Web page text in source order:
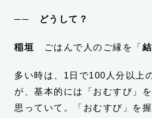
── どうして？
稲垣 ごはんで人のご縁を「
多い時は、1日で100人分以上
が、基本的には「おむすび」
思っていて。「おむすび」を握